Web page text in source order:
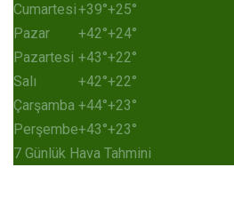
Cumartesi+39°+25°
Pazar
+42°+24°
Pazartesi +43°+22°
Salı
+42°+22°
Çarşamba +44°+23°
Perşembe+43°+23°
7 Günlük Hava Tahmini